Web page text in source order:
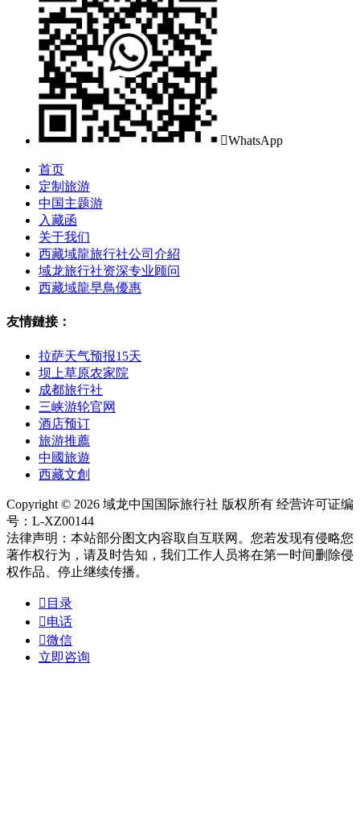
WhatsApp
首页
定制旅游
中国主题游
入藏函
关于我们
西藏域龍旅行社公司介紹
域龙旅行社资深专业顾问
西藏域龍早鳥優惠
友情鏈接：
拉萨天气预报15天
坝上草原农家院
成都旅行社
三峡游轮官网
酒店预订
旅游推薦
中國旅遊
西藏文創
Copyright © 2026 域龙中国国际旅行社 版权所有 经营许可证编
号：L-XZ00144
法律声明：本站部分图文内容取自互联网。您若发现有侵略您
著作权行为，请及时告知，我们工作人员将在第一时间删除侵
权作品、停止继续传播。
 目录
电话
微信
立即咨询